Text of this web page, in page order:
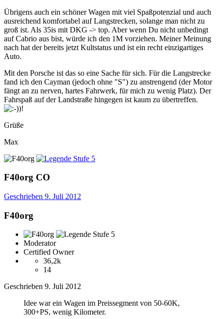
Übrigens auch ein schöner Wagen mit viel Spaßpotenzial und auch
ausreichend komfortabel auf Langstrecken, solange man nicht zu
groß ist. Als 35is mit DKG -> top. Aber wenn Du nicht unbedingt
auf Cabrio aus bist, würde ich den 1M vorziehen. Meiner Meinung
nach hat der bereits jetzt Kultstatus und ist ein recht einzigartiges
Auto.
Mit den Porsche ist das so eine Sache für sich. Für die Langstrecke
fand ich den Cayman (jedoch ohne "S") zu anstrengend (der Motor
fängt an zu nerven, hartes Fahrwerk, für mich zu wenig Platz). Der
Fahrspaß auf der Landstraße hingegen ist kaum zu übertreffen.
Grüße
Max
F40org CO
Geschrieben 9. Juli 2012
F40org
Moderator
Certified Owner
36,2k
14
Geschrieben 9. Juli 2012
Idee war ein Wagen im Preissegment von 50-60K,
300+PS, wenig Kilometer.